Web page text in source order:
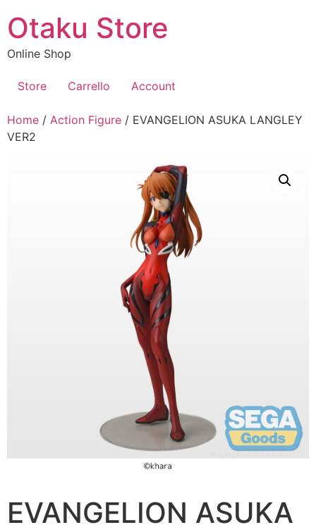
contenuto
Otaku Store
Online Shop
Store Carrello Account
Home / Action Figure / EVANGELION ASUKA LANGLEY
VER2
EVANGELION ASUKA